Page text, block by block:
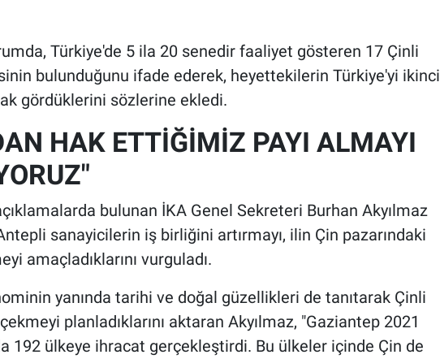
Türkiye'de 5 ila 20 senedir faaliyet gösteren 17 Çinli
bulunduğunu ifade ederek, heyettekilerin Türkiye'yi ikinci
gördüklerini sözlerine ekledi.
HAK ETTİĞİMİZ PAYI ALMAYI
bulunan İKA Genel Sekreteri Burhan Akyılmaz
sanayicilerin iş birliğini artırmayı, ilin Çin pazarındaki
amaçladıklarını vurguladı.
yanında tarihi ve doğal güzellikleri de tanıtarak Çinli
planladıklarını aktaran Akyılmaz, "Gaziantep 2021
192 ülkeye ihracat gerçekleştirdi. Bu ülkeler içinde Çin de